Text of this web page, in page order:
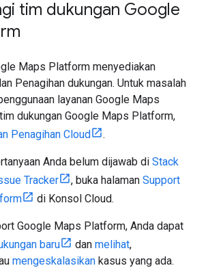
tim dukungan Google
Maps Platform menyediakan
Penagihan dukungan. Untuk masalah
layanan Google Maps
dukungan Google Maps Platform,
Penagihan Cloud .
Anda belum dijawab di Stack
Tracker , buka halaman Support
di Konsol Cloud.
Google Maps Platform, Anda dapat
baru
dan melihat,
mengeskalasikan kasus yang ada.